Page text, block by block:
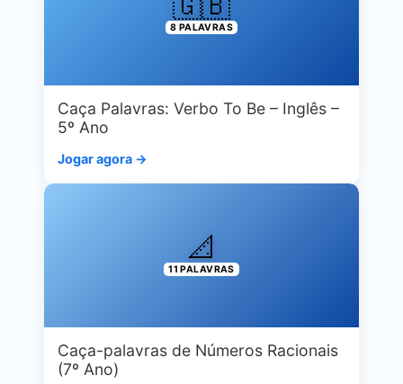
8 PALAVRAS
Caça Palavras: Verbo To Be – Inglês –
5º Ano
Jogar agora →
📐
11 PALAVRAS
Caça-palavras de Números Racionais
(7º Ano)